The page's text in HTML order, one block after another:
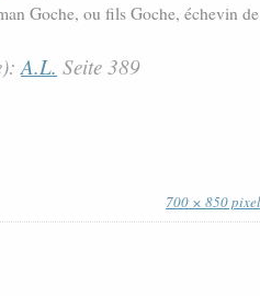
Goche, ou fils Goche, échevin
A.L. Seite 389
700 × 850